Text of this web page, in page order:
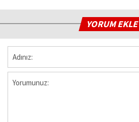
YORUM EKLE